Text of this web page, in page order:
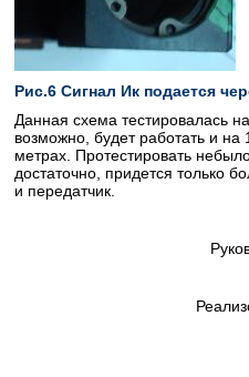
Рис.6 Сигнал Ик подается
Данная схема тестировалась
возможно, будет работать и
метрах. Протестировать
достаточно, придется только
и передатчик.